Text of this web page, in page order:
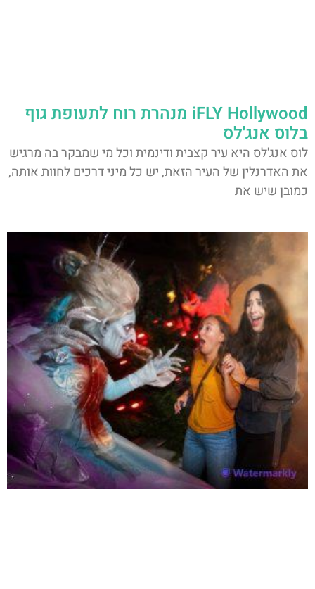
iFLY Hollywood מנהרת רוח לתעופת גוף
בלוס אנג'לס
לוס אנג'לס היא עיר קצבית ודינמית וכל מי שמבקר בה מרגיש
את האדרנלין של העיר הזאת, יש כל מיני דרכים לחוות אותה,
כמובן שיש את